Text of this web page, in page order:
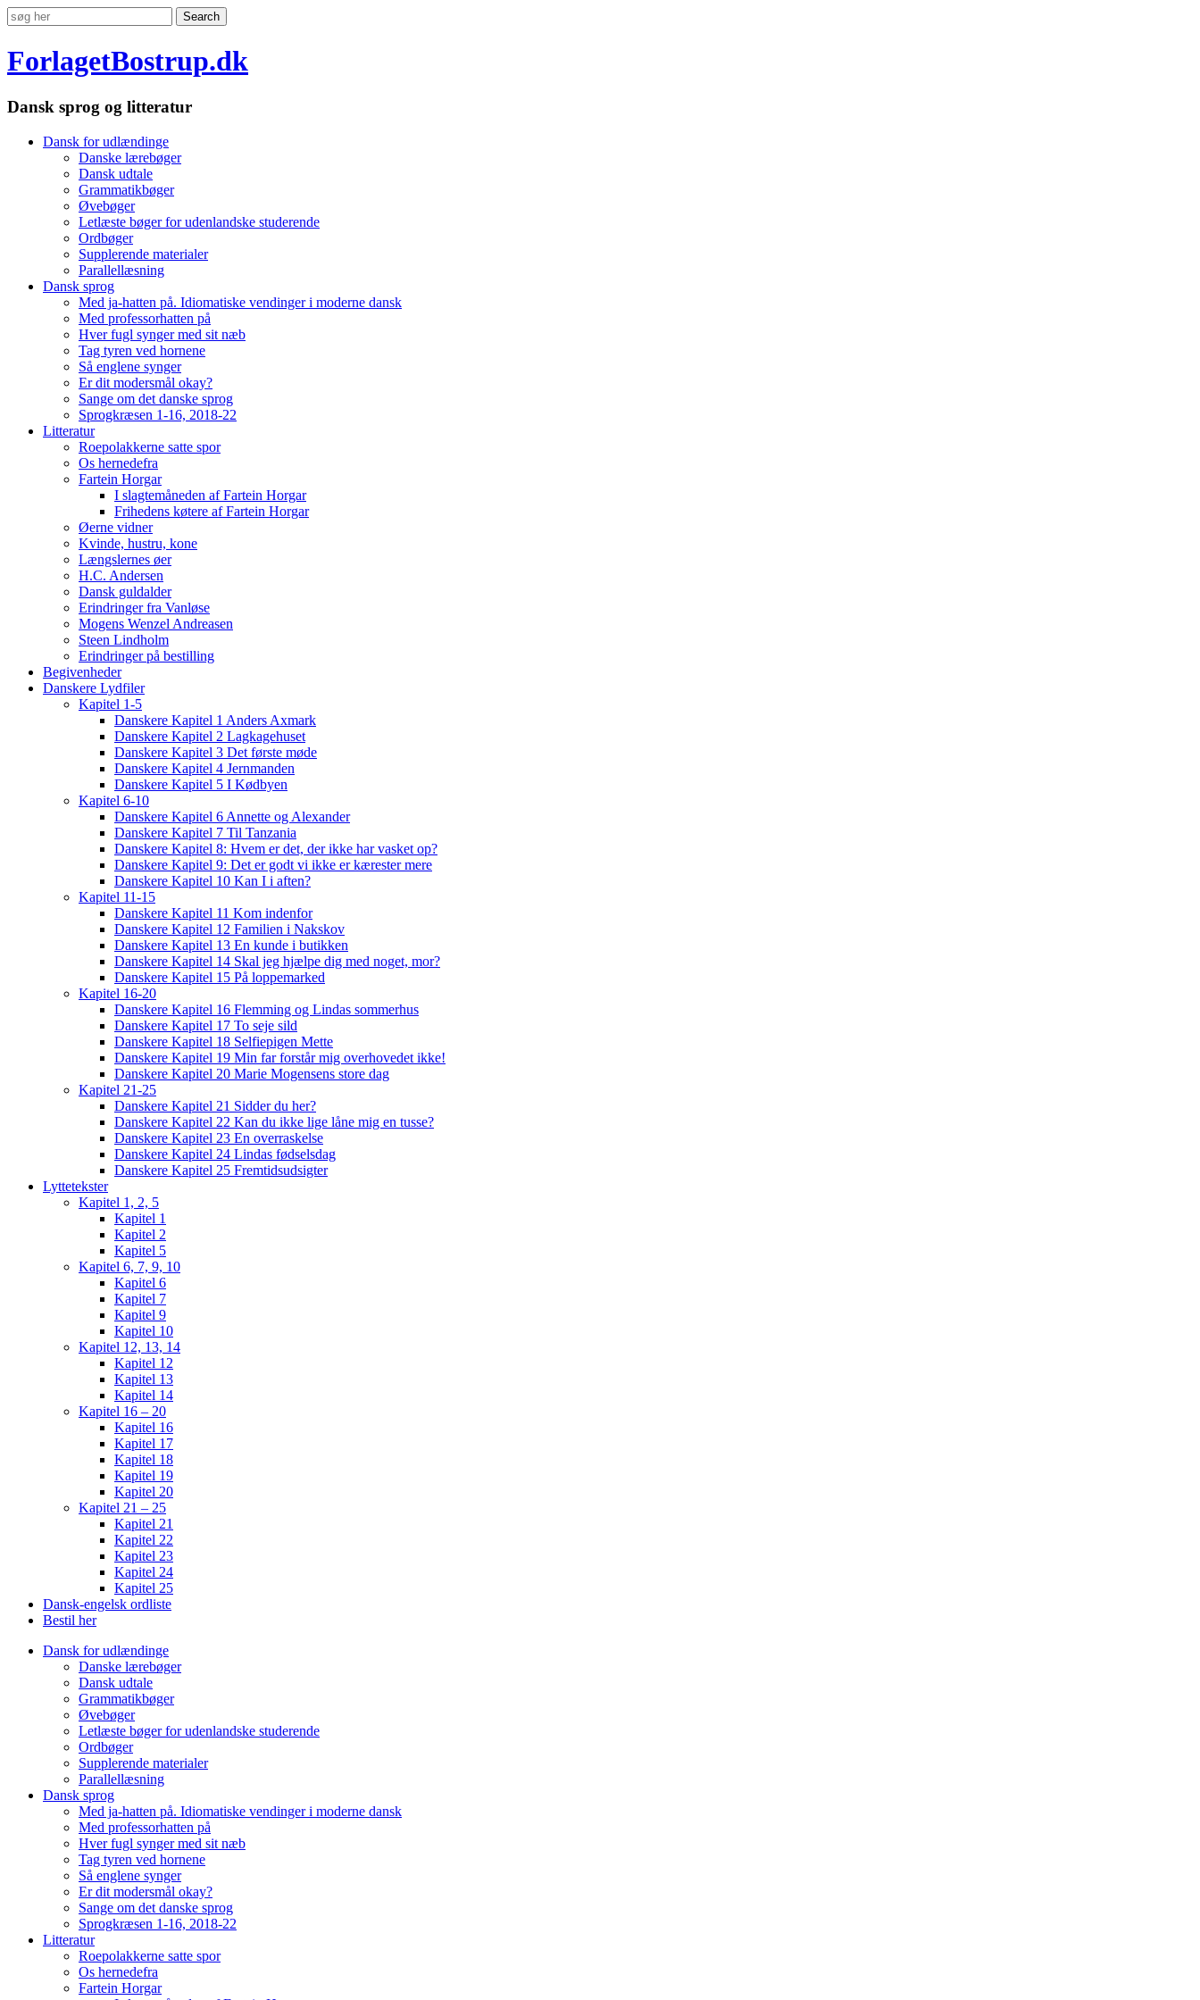
ForlagetBostrup.dk
Dansk sprog og litteratur
Dansk for udlændinge
Danske lærebøger
Dansk udtale
Grammatikbøger
Øvebøger
Letlæste bøger for udenlandske studerende
Ordbøger
Supplerende materialer
Parallellæsning
Dansk sprog
Med ja-hatten på. Idiomatiske vendinger i moderne dansk
Med professorhatten på
Hver fugl synger med sit næb
Tag tyren ved hornene
Så englene synger
Er dit modersmål okay?
Sange om det danske sprog
Sprogkræsen 1-16, 2018-22
Litteratur
Roepolakkerne satte spor
Os hernedefra
Fartein Horgar
I slagtemåneden af Fartein Horgar
Frihedens køtere af Fartein Horgar
Øerne vidner
Kvinde, hustru, kone
Længslernes øer
H.C. Andersen
Dansk guldalder
Erindringer fra Vanløse
Mogens Wenzel Andreasen
Steen Lindholm
Erindringer på bestilling
Begivenheder
Danskere Lydfiler
Kapitel 1-5
Danskere Kapitel 1 Anders Axmark
Danskere Kapitel 2 Lagkagehuset
Danskere Kapitel 3 Det første møde
Danskere Kapitel 4 Jernmanden
Danskere Kapitel 5 I Kødbyen
Kapitel 6-10
Danskere Kapitel 6 Annette og Alexander
Danskere Kapitel 7 Til Tanzania
Danskere Kapitel 8: Hvem er det, der ikke har vasket op?
Danskere Kapitel 9: Det er godt vi ikke er kærester mere
Danskere Kapitel 10 Kan I i aften?
Kapitel 11-15
Danskere Kapitel 11 Kom indenfor
Danskere Kapitel 12 Familien i Nakskov
Danskere Kapitel 13 En kunde i butikken
Danskere Kapitel 14 Skal jeg hjælpe dig med noget, mor?
Danskere Kapitel 15 På loppemarked
Kapitel 16-20
Danskere Kapitel 16 Flemming og Lindas sommerhus
Danskere Kapitel 17 To seje sild
Danskere Kapitel 18 Selfiepigen Mette
Danskere Kapitel 19 Min far forstår mig overhovedet ikke!
Danskere Kapitel 20 Marie Mogensens store dag
Kapitel 21-25
Danskere Kapitel 21 Sidder du her?
Danskere Kapitel 22 Kan du ikke lige låne mig en tusse?
Danskere Kapitel 23 En overraskelse
Danskere Kapitel 24 Lindas fødselsdag
Danskere Kapitel 25 Fremtidsudsigter
Lyttetekster
Kapitel 1, 2, 5
Kapitel 1
Kapitel 2
Kapitel 5
Kapitel 6, 7, 9, 10
Kapitel 6
Kapitel 7
Kapitel 9
Kapitel 10
Kapitel 12, 13, 14
Kapitel 12
Kapitel 13
Kapitel 14
Kapitel 16 – 20
Kapitel 16
Kapitel 17
Kapitel 18
Kapitel 19
Kapitel 20
Kapitel 21 – 25
Kapitel 21
Kapitel 22
Kapitel 23
Kapitel 24
Kapitel 25
Dansk-engelsk ordliste
Bestil her
Dansk for udlændinge
Danske lærebøger
Dansk udtale
Grammatikbøger
Øvebøger
Letlæste bøger for udenlandske studerende
Ordbøger
Supplerende materialer
Parallellæsning
Dansk sprog
Med ja-hatten på. Idiomatiske vendinger i moderne dansk
Med professorhatten på
Hver fugl synger med sit næb
Tag tyren ved hornene
Så englene synger
Er dit modersmål okay?
Sange om det danske sprog
Sprogkræsen 1-16, 2018-22
Litteratur
Roepolakkerne satte spor
Os hernedefra
Fartein Horgar